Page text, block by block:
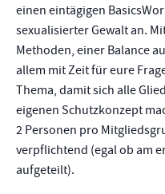
einen eintägigen
sexualisierter Gewalt an.
Methoden, einer Balance
allem mit Zeit für eure
Thema, damit sich alle
eigenen Schutzkonzept
2 Personen pro
verpflichtend (egal ob am
aufgeteilt).